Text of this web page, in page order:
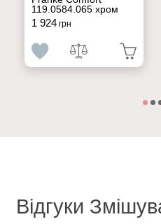
119.0584.065 хром
1 924грн
Відгуки